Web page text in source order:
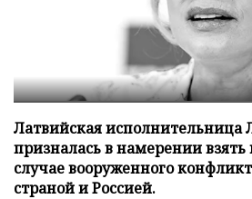
Латвийская исполнительница
призналась в намерении взять
случае вооруженного
страной и Россией.